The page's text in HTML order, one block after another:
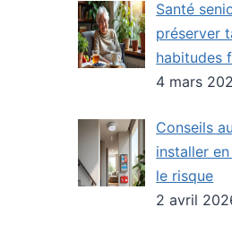
Santé
préserver
habitudes
4 mars
Conseils
installer
le risque
2 avril